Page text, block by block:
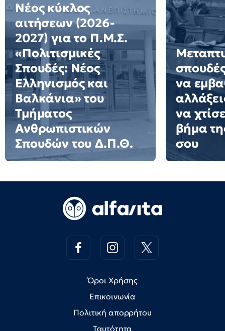
Νέος κύκλος
αιτήσεων (2026-
2027) για το Π.Μ.Σ.
«Πολιτισμικές
Σπουδές: Νέος
Ελληνισμός και
Βαλκάνια» του
Τμήματος
Ανθρωπιστικών
Σπουδών του Δ.Π.Θ.
να
να
βήμα
σου
Όροι Χρήσης
Επικοινωνία
Πολιτική απορρήτου
Ταυτότητα